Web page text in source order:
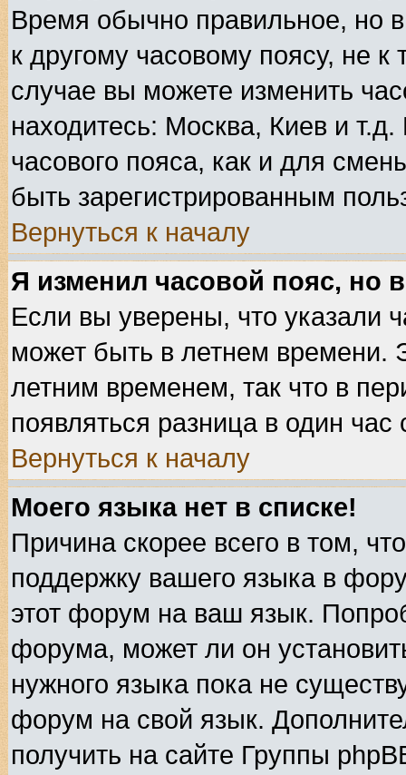
Время обычно правильное, но
к другому часовому поясу, не
случае вы можете изменить
находитесь: Москва, Киев и
часового пояса, как и для
быть зарегистрированным
Вернуться к началу
Я изменил часовой пояс, но
Если вы уверены, что указали
может быть в летнем времени.
летним временем, так что в
появляться разница в один
Вернуться к началу
Моего языка нет в списке!
Причина скорее всего в том,
поддержку вашего языка в
этот форум на ваш язык.
форума, может ли он
нужного языка пока не
форум на свой язык.
получить на сайте Группы